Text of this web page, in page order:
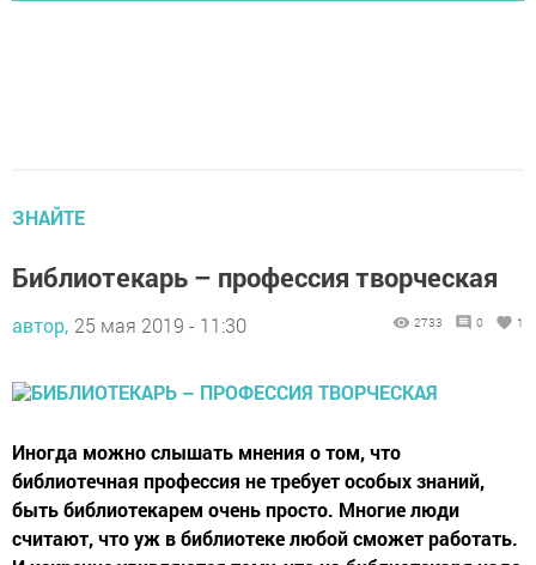
ЗНАЙТЕ
Библиотекарь – профессия творческая
автор, 25 мая 2019 - 11:30 2733 0 1
Иногда можно слышать мнения о том, что
библиотечная профессия не требует особых знаний,
быть библиотекарем очень просто. Многие люди
считают, что уж в библиотеке любой сможет работать.